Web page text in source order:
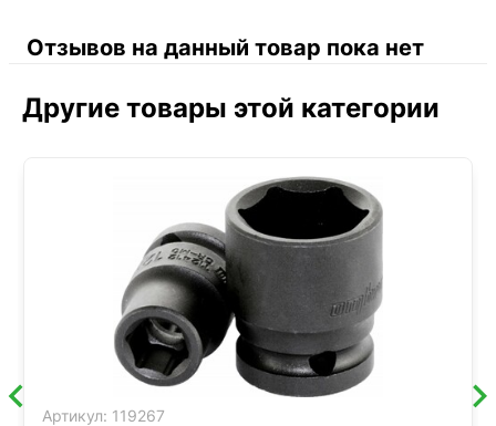
Отзывов на данный товар пока нет
Другие товары этой категории
Артикул: 119267